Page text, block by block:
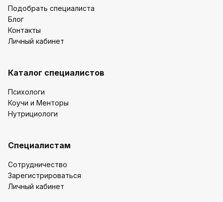
Подобрать специалиста
Блог
Контакты
Личный кабинет
Каталог специалистов
Психологи
Коучи и Менторы
Нутрициологи
Специалистам
Сотрудничество
Зарегистрироваться
Личный кабинет